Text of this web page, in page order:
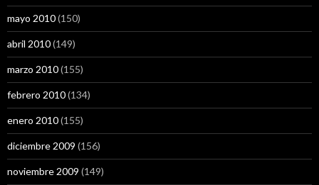
mayo 2010(150)
abril 2010(149)
marzo 2010(155)
febrero 2010(134)
enero 2010(155)
diciembre 2009 (156)
noviembre 2009 (149)